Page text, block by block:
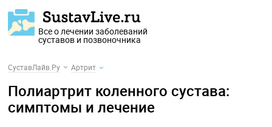
Все о лечении заболеваний
суставов и позвоночника
СуставЛайв.Ру Артрит
Полиартрит коленного сустава:
симптомы и лечение